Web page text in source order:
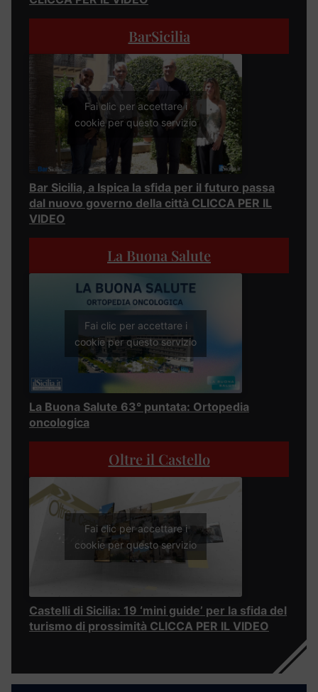
BarSicilia
Fai clic per accettare i
cookie per questo servizio
Bar Sicilia, a Ispica la sfida per il futuro passa
dal nuovo governo della città CLICCA PER IL
VIDEO
La Buona Salute
Fai clic per accettare i
cookie per questo servizio
La Buona Salute 63° puntata: Ortopedia
oncologica
Oltre il Castello
Fai clic per accettare i
cookie per questo servizio
Castelli di Sicilia: 19 ‘mini guide’ per la sfida del
turismo di prossimità CLICCA PER IL VIDEO